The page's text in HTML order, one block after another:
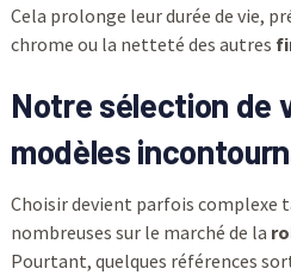
Cela prolonge leur durée de vie,
chrome ou la netteté des autres
Notre sélection de
modèles
Choisir devient parfois complexe
nombreuses sur le marché de la
Pourtant, quelques références